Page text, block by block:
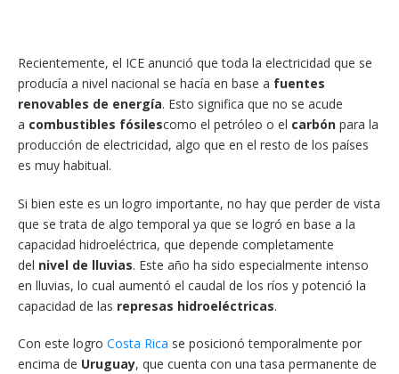
Recientemente, el ICE anunció que toda la electricidad que se
producía a nivel nacional se hacía en base a fuentes
renovables de energía. Esto significa que no se acude
a combustibles fósilescomo el petróleo o el carbón para la
producción de electricidad, algo que en el resto de los países
es muy habitual.
Si bien este es un logro importante, no hay que perder de vista
que se trata de algo temporal ya que se logró en base a la
capacidad hidroeléctrica, que depende completamente
del nivel de lluvias. Este año ha sido especialmente intenso
en lluvias, lo cual aumentó el caudal de los ríos y potenció la
capacidad de las represas hidroeléctricas.
Con este logro Costa Rica se posicionó temporalmente por
encima de Uruguay, que cuenta con una tasa permanente de